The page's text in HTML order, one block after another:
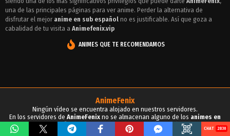
una de las principales páginas para ver anime. Perder la alternativa de
disfrutar el mejor anime en sub español no es justificable. Así que goza a
cabalidad de tu visita a Animefenix.vip
ANIMES QUE TE RECOMENDAMOS
AnimeFenix
Ningún vídeo se encuentra alojado en nuestros servidores.
En los servidores de AnimeFenix no se almacenan alguno de los animes en
sub español, para tu conocimiento y demás propósitos.
2830